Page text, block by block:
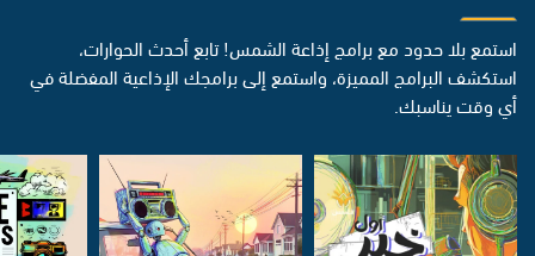
استمع بلا حدود مع برامج إذاعة الشمس! تابع أحدث الحوارات،
استكشف البرامج المميزة، واستمع إلى برامجك الإذاعية المفضلة في
أي وقت يناسبك.